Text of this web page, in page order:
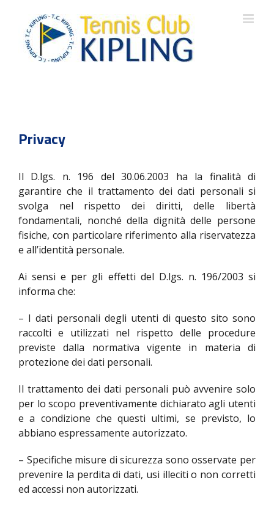
contenuto
Privacy
Il D.lgs. n. 196 del 30.06.2003 ha la finalità di
garantire che il trattamento dei dati personali si
svolga nel rispetto dei diritti, delle libertà
fondamentali, nonché della dignità delle persone
fisiche, con particolare riferimento alla riservatezza
e all’identità personale.
Ai sensi e per gli effetti del D.lgs. n. 196/2003 si
informa che:
– I dati personali degli utenti di questo sito sono
raccolti e utilizzati nel rispetto delle procedure
previste dalla normativa vigente in materia di
protezione dei dati personali.
Il trattamento dei dati personali può avvenire solo
per lo scopo preventivamente dichiarato agli utenti
e a condizione che questi ultimi, se previsto, lo
abbiano espressamente autorizzato.
– Specifiche misure di sicurezza sono osservate per
prevenire la perdita di dati, usi illeciti o non corretti
ed accessi non autorizzati.